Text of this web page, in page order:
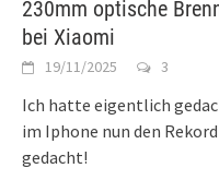
230mm optische
bei Xiaomi
19/11/2025 3
Ich hatte eigentlich
im Iphone nun den
gedacht!